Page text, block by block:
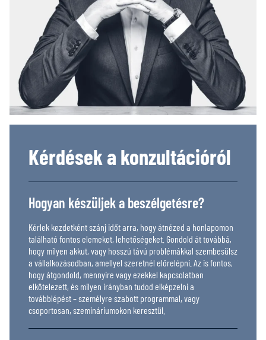
Kérdések a konzultációról
Hogyan készüljek a beszélgetésre?
Kérlek kezdetként szánj időt arra, hogy átnézed a honlapomon
található fontos elemeket, lehetőségeket. Gondold át továbbá,
hogy milyen akkut, vagy hosszú távú problémákkal szembesülsz
a vállalkozásodban, amellyel szeretnél előrelépni. Az is fontos,
hogy átgondold, mennyire vagy ezekkel kapcsolatban
elkötelezett, és milyen irányban tudod elképzelni a
továbblépést – személyre szabott programmal, vagy
csoportosan, szemináriumokon keresztül.